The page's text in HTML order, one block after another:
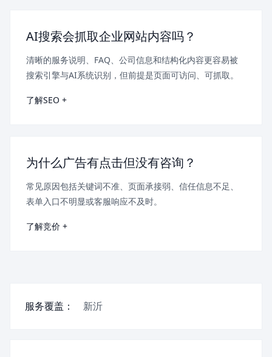
AI搜索会抓取企业网站内容吗？
清晰的服务说明、FAQ、公司信息和结构化内容更容易被
搜索引擎与AI系统识别，但前提是页面可访问、可抓取。
了解SEO +
为什么广告有点击但没有咨询？
常见原因包括关键词不准、页面承接弱、信任信息不足、
表单入口不明显或客服响应不及时。
了解竞价 +
服务覆盖： 新沂